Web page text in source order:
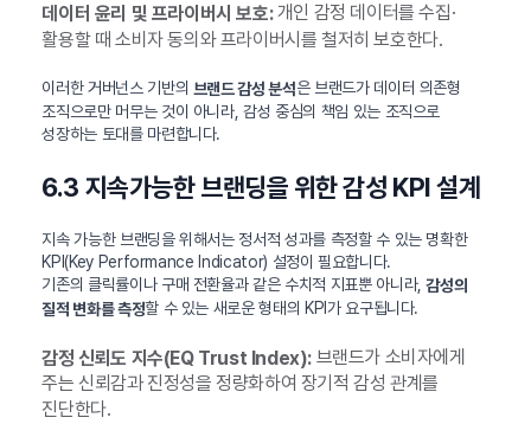
데이터 윤리 및 프라이버시 보호:개인 감정 데이터를 수집·
활용할 때 소비자 동의와 프라이버시를 철저히 보호한다.
이러한 거버넌스 기반의 브랜드 감성 분석은 브랜드가 데이터 의존형
조직으로만 머무는 것이 아니라, 감성 중심의 책임 있는 조직으로
성장하는 토대를 마련합니다.
6.3 지속가능한 브랜딩을 위한 감성 KPI 설계
지속 가능한 브랜딩을 위해서는 정서적 성과를 측정할 수 있는 명확한
KPI(Key Performance Indicator) 설정이 필요합니다.
기존의 클릭률이나 구매 전환율과 같은 수치적 지표뿐 아니라,감성의
질적 변화를 측정할 수 있는 새로운 형태의 KPI가 요구됩니다.
감정 신뢰도 지수(EQ Trust Index):브랜드가 소비자에게
주는 신뢰감과 진정성을 정량화하여 장기적 감성 관계를
진단한다.